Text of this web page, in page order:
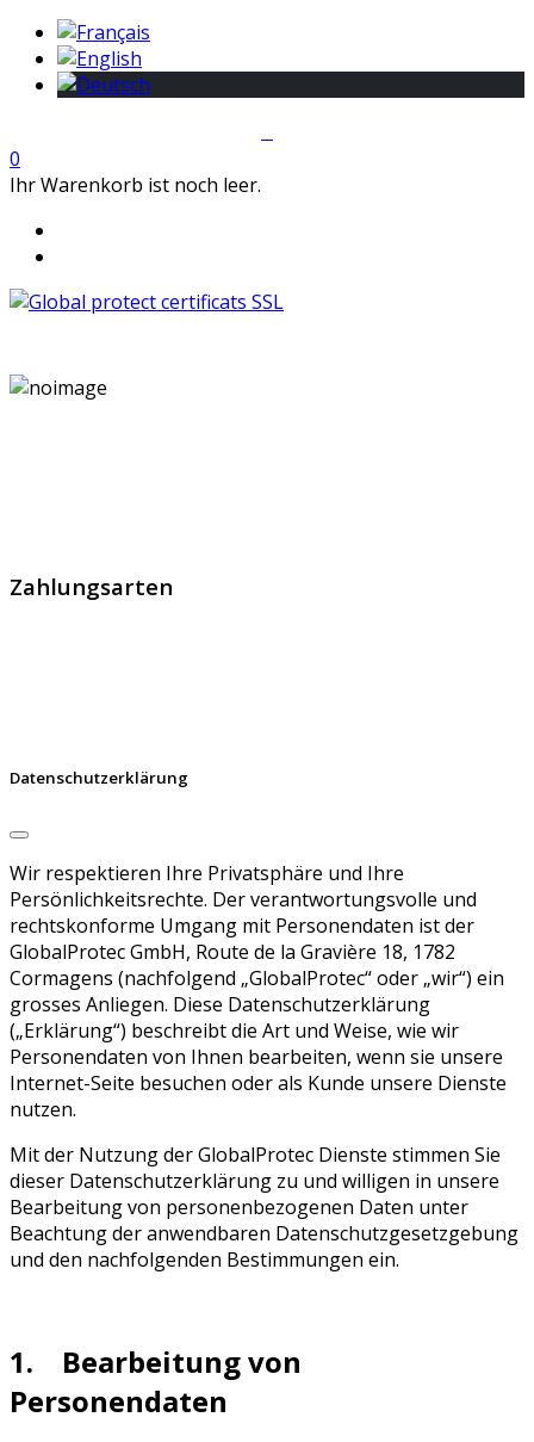
0
Ihr Warenkorb ist noch leer.
Zahlungsarten
Datenschutzerklärung
Wir respektieren Ihre Privatsphäre und Ihre
Persönlichkeitsrechte. Der verantwortungsvolle und
rechtskonforme Umgang mit Personendaten ist der
GlobalProtec GmbH, Route de la Gravière 18, 1782
Cormagens (nachfolgend „GlobalProtec“ oder „wir“) ein
grosses Anliegen. Diese Datenschutzerklärung
(„Erklärung“) beschreibt die Art und Weise, wie wir
Personendaten von Ihnen bearbeiten, wenn sie unsere
Internet-Seite besuchen oder als Kunde unsere Dienste
nutzen.
Mit der Nutzung der GlobalProtec Dienste stimmen Sie
dieser Datenschutzerklärung zu und willigen in unsere
Bearbeitung von personenbezogenen Daten unter
Beachtung der anwendbaren Datenschutzgesetzgebung
und den nachfolgenden Bestimmungen ein.
1. Bearbeitung von
Personendaten